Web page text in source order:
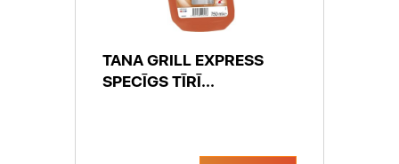
TANA GRILL EXPRESS
SPECĪGS TĪRĪ...